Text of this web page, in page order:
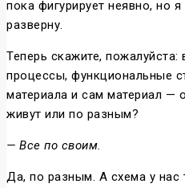
пока фигурирует неявно, но
разверну.
Теперь скажите, пожалуйста:
процессы, функциональные
материала и сам материал —
живут или по разным?
— Все по своим.
Да, по разным. А схема у нас